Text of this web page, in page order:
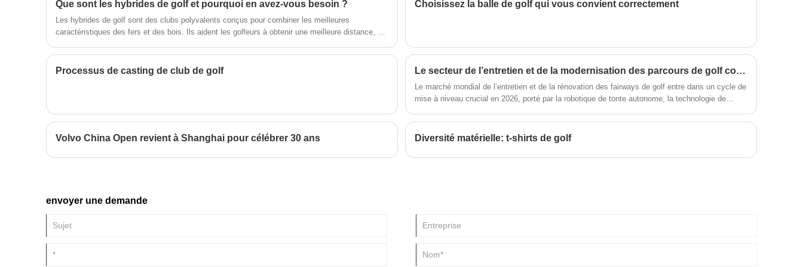
qui en fait un excellent choix pour
les golfeurs de tous les niveaux.
compétences au niveau supérieur.
nom de confiance dans l'industrie.
Nos garçons de 6 à 9 ans de
clubs de golf sont un
incontournable pour les débutants
qui veulent améliorer leurs jeux.
efficacement les femmes à
surmonter les obstacles
traditionnels sur le parcours.
Léger et énergisant, ce club
permet aux golfeurs de conquérir
de longs fairways, des herbes
délicates et des obstacles
mentaux - tout en priorisant le
confort et la confiance.
Que sont les hybrides de golf et pourquoi en avez-vous besoin ?
Les hybrides de golf sont des clubs polyvalents conçus pour combiner les meilleures
caractéristiques des fers et des bois. Ils aident les golfeurs à obtenir une meilleure distance, un
les hybrides de golf, comment les utiliser efficacement et pourquoi ils sont essentiels pour les
golfeurs de tous niveaux.
Choisissez la balle de golf qui vous convient correctement
Processus de casting de club de golf Le secteur de l’entretien et de la modernisation des parcours de golf connaît une croissance verte tirée par la technologie sur les marchés mondiaux
Le marché mondial de l’entretien et de la rénovation des fairways de golf entre dans un cycle de
mise à niveau crucial en 2026, porté par la robotique de tonte autonome, la technologie de
l’environnement et la gestion agronomique basée sur des données.
Volvo China Open revient à Shanghai pour célébrer 30 ans Diversité matérielle: t-shirts de golf
envoyer une demande